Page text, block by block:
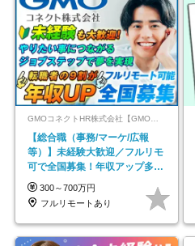
GMOコネクトHR株式会社【GMOインターネットグループ】
【総合職（事務/マーケ/広報
等）】未経験大歓迎／フルリモ
可で全国募集！年収アップ多数
★年休最大130日★
300～700万円
フルリモートあり